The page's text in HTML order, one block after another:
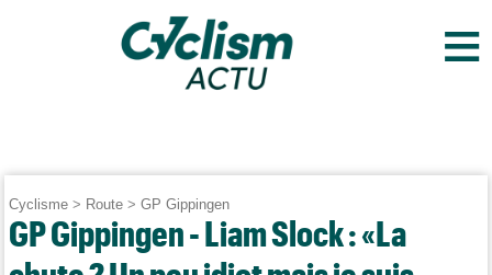
≡
Cyclisme > Route >GP Gippingen
GP Gippingen - Liam Slock : «La